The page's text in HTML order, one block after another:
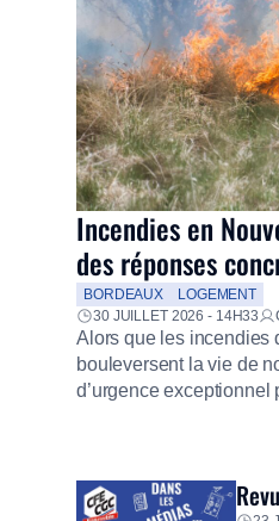
Incendies en
des réponses
BORDEAUX
LOGEMENT
30 JUILLET 2026 - 14H33
Alors que les incendies
bouleversent la vie de
d’urgence